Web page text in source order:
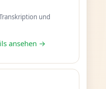
und
ansehen →